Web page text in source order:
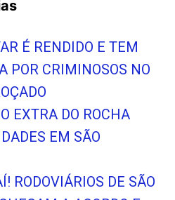
É RENDIDO E TEM
POR CRIMINOSOS NO
EXTRA DO ROCHA
EM SÃO
RODOVIÁRIOS DE SÃO